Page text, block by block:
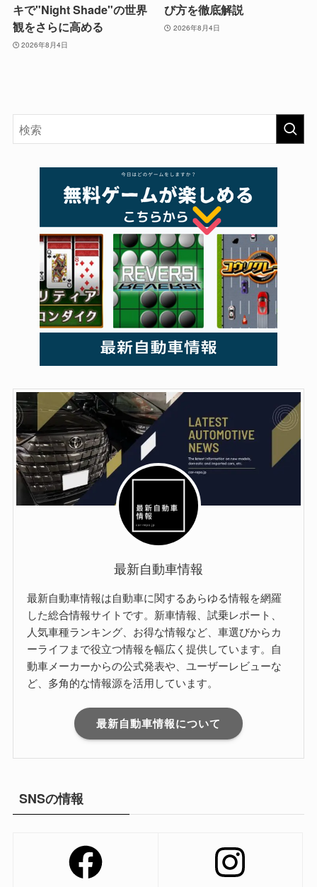
キで"Night Shade"の世界
観をさらに高める
2026年8月4日
び方を徹底解説
2026年8月4日
最新自動車情報
最新自動車情報は自動車に関するあらゆる情報を網羅
した総合情報サイトです。新車情報、試乗レポート、
人気車種ランキング、お得な情報など、車選びからカ
ーライフまで役立つ情報を幅広く提供しています。自
動車メーカーからの公式発表や、ユーザーレビューな
ど、多角的な情報源を活用しています。
最新自動車情報について
SNSの情報